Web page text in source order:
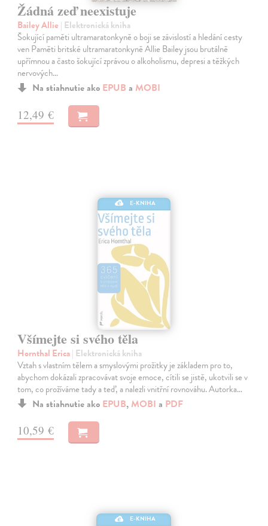
Žádná zeď neexistuje
Bailey Allie | Elektronická kniha
Šokující paměti ultramaratonkyně o boji se závislostí a hledání cesty
ven Paměti britské ultramaratonkyně Allie Bailey jsou brutálně
upřímnou a často šokující zprávou o alkoholismu, depresi a těžkých
nervových…
Na stiahnutie ako EPUB a MOBI
12,49 €
E-KNIHA
Všímejte si svého těla
Hornthal Erica| Elektronická kniha
Vztah s vlastním tělem a smyslovými prožitky je základem pro to,
abychom dokázali zpracovávat svoje emoce, cítili se jistě, ukotvili se v
tom, co prožíváme tady a teď, a nalezli vnitřní rovnováhu. Autorka…
Na stiahnutie ako EPUB, MOBI a PDF
10,59 €
E-KNIHA